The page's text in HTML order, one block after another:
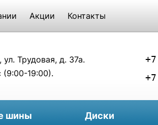
Акции Контакты
Трудовая, д. 37а.
19:00).
шины Диски